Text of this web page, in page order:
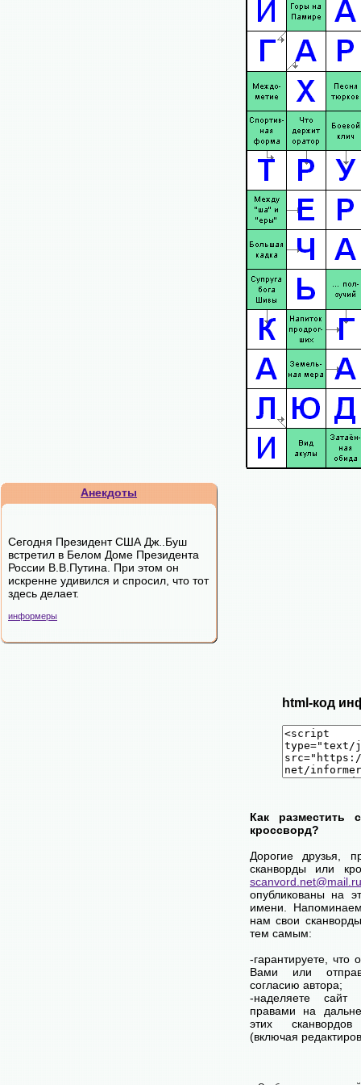
Анекдоты
Сегодня Президент США Дж..Буш
встретил в Белом Доме Президента
России В.В.Путина. При этом он
искренне удивился и спросил, что тот
здесь делает.
информеры
html-код
Как разместить
кроссворд?
Дорогие друзья,
сканворды или
scanvord.net@mail.ru
опубликованы на
имени.
нам свои
тем самым:
-гарантируете, что
Вами или
согласию автора;
-наделяете сайт
правами на
этих
(включая